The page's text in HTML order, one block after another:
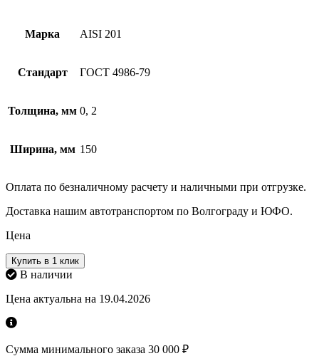
Марка AISI 201
Стандарт ГОСТ 4986-79
Толщина, мм 0, 2
Ширина, мм 150
Оплата по безналичному расчету и наличными при отгрузке.
Доставка нашим автотранспортом по Волгограду и ЮФО.
Цена
Купить в 1 клик
В наличии
Цена актуальна на 19.04.2026
Сумма минимального заказа 30 000 ₽